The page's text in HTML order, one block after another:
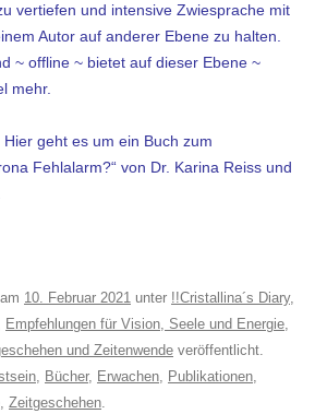
vertiefen und intensive Zwiesprache mit
Autor auf anderer Ebene zu halten.
~ offline ~ bietet auf dieser Ebene ~
mehr.
Hier geht es um ein Buch zum
Fehlalarm?“ von Dr. Karina Reiss und
10. Februar 2021 unter !!Cristallina´s Diary,
Empfehlungen für Vision, Seele und Energie,
und Zeitenwende veröffentlicht.
, Bücher, Erwachen, Publikationen,
, Zeitgeschehen.